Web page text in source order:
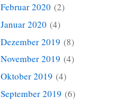
Februar 2020 (2)
Januar 2020 (4)
Dezember 2019 (8)
November 2019 (4)
Oktober 2019 (4)
September 2019 (6)